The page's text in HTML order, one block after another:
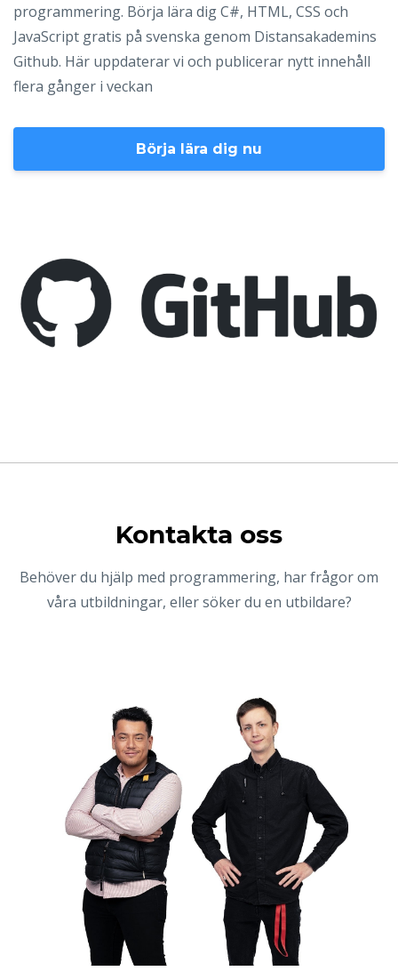
programmering. Börja lära dig C#, HTML, CSS och
JavaScript gratis på svenska genom Distansakademins
Github. Här uppdaterar vi och publicerar nytt innehåll
flera gånger i veckan
Börja lära dig nu
Kontakta oss
Behöver du hjälp med programmering, har frågor om
våra utbildningar, eller söker du en utbildare?